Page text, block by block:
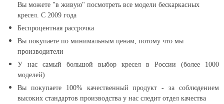
Вы можете "в живую" посмотреть все модели бескаркасных
кресел. С 2009 года
Беспроцентная рассрочка
Вы покупаете по минимальным ценам, потому что мы
производители
У нас самый большой выбор кресел в России (более 1000
моделей)
Вы покупаете 100% качественный продукт - за соблюдением
высоких стандартов производства у нас следит отдел качества